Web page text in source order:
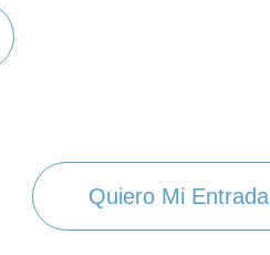
Quiero Mi Entrada